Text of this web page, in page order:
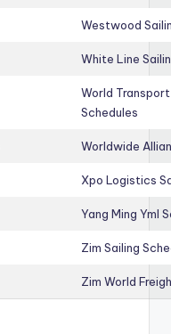
Westwood
White Line
World
Schedules
Worldwide
Xpo Logistics
Yang Ming Yml
Zim Sailing
Zim World